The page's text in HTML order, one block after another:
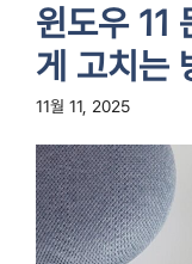
윈도우 11
게 고치는
11월 11, 2025